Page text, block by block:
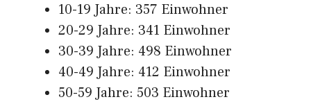
10-19 Jahre: 357 Einwohner
20-29 Jahre: 341 Einwohner
30-39 Jahre: 498 Einwohner
40-49 Jahre: 412 Einwohner
50-59 Jahre: 503 Einwohner